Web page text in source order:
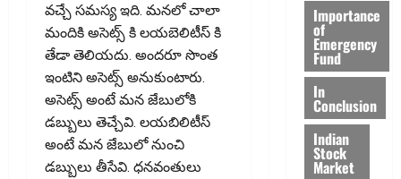
వచ్చే సమస్య ఇది. మనలో చాలా
మందికి అసెట్స్ కి లయబెలిటీస్ కి
తేడా తెలియదు. అందరూ సొంత
ఇంటిని అసెట్స్ అనుకుంటారు.
అసెట్స్ అంటే మన జేబులోకి
డ‌బ్బులు తెచ్చేవి. లయబిలిటీస్
అంటే మన జేబులో నుంచి
డబ్బులు తీసేవి. ధనవంతులు
Importance
of
Emergency
Fund
In
Conclusion
Indian
Stock
Market